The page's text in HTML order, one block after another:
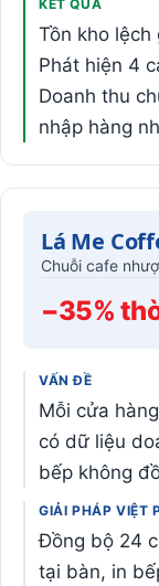
KẾT QUẢ
Tồn kho lệch
Phát hiện 4
Doanh thu
nhập hàng
Lá Me
Chuỗi cafe
−35%
VẤN ĐỀ
Mỗi cửa
có dữ liệu
bếp không
GIẢI PHÁP VIỆT
Đồng bộ 24
tại bàn, in